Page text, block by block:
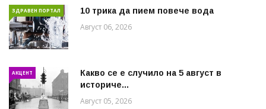
ЗДРАВЕН ПОРТАЛ 10 трика да пием повече вода
Август 06, 2026
АКЦЕНТ
Какво се е случило на 5 август в
историче...
Август 05, 2026